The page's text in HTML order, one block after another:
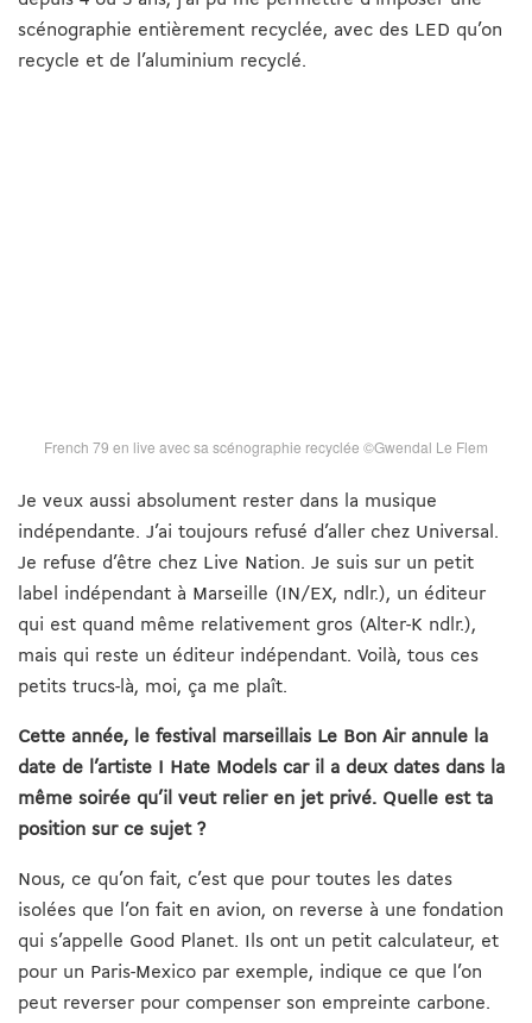
scénographie entièrement recyclée, avec des LED qu’on
recycle et de l’aluminium recyclé.
French 79 en live avec sa scénographie recyclée ©Gwendal Le Flem
Je veux aussi absolument rester dans la musique
indépendante. J’ai toujours refusé d’aller chez Universal.
Je refuse d’être chez Live Nation. Je suis sur un petit
label indépendant à Marseille (IN/EX, ndlr.), un éditeur
qui est quand même relativement gros (Alter-K ndlr.),
mais qui reste un éditeur indépendant. Voilà, tous ces
petits trucs-là, moi, ça me plaît.
Cette année, le festival marseillais Le Bon Air annule la
date de l’artiste I Hate Models car il a deux dates dans la
même soirée qu’il veut relier en jet privé. Quelle est ta
position sur ce sujet ?
Nous, ce qu’on fait, c’est que pour toutes les dates
isolées que l’on fait en avion, on reverse à une fondation
qui s’appelle Good Planet. Ils ont un petit calculateur, et
pour un Paris-Mexico par exemple, indique ce que l’on
peut reverser pour compenser son empreinte carbone.